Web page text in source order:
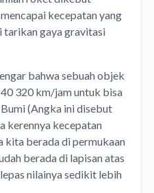
kecepatan yang
tarikan gaya gravitasi
bahwa sebuah objek
320 km/jam untuk bisa
(Angka ini disebut
kerennya kecepatan
kita berada di permukaan
berada di lapisan atas
nilainya sedikit lebih